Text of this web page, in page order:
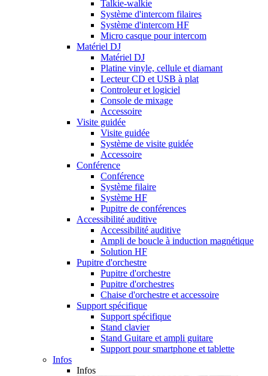
Talkie-walkie
Système d'intercom filaires
Système d'intercom HF
Micro casque pour intercom
Matériel DJ
Matériel DJ
Platine vinyle, cellule et diamant
Lecteur CD et USB à plat
Controleur et logiciel
Console de mixage
Accessoire
Visite guidée
Visite guidée
Système de visite guidée
Accessoire
Conférence
Conférence
Système filaire
Système HF
Pupitre de conférences
Accessibilité auditive
Accessibilité auditive
Ampli de boucle à induction magnétique
Solution HF
Pupitre d'orchestre
Pupitre d'orchestre
Pupitre d'orchestres
Chaise d'orchestre et accessoire
Support spécifique
Support spécifique
Stand clavier
Stand Guitare et ampli guitare
Support pour smartphone et tablette
Infos
Infos